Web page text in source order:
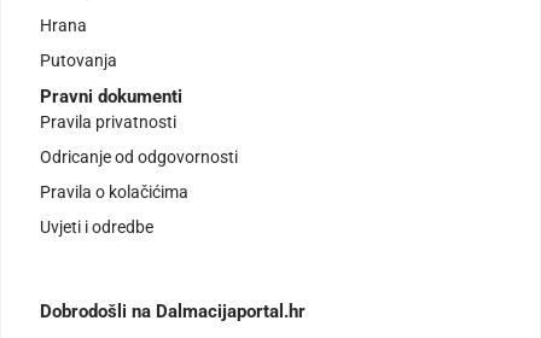
Hrana
Putovanja
Pravni dokumenti
Pravila privatnosti
Odricanje od odgovornosti
Pravila o kolačićima
Uvjeti i odredbe
Dobrodošli na Dalmacijaportal.hr